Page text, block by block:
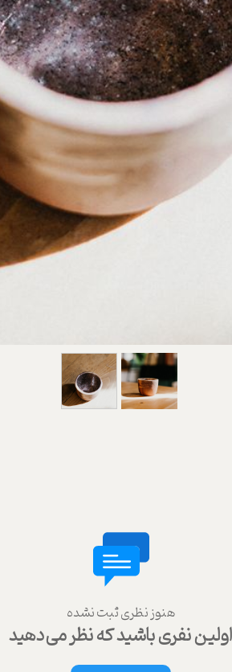
هنوز نظری ثبت نشده
اولین نفری باشید که نظر می‌دهید